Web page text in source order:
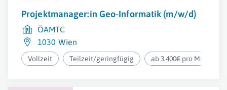
Projektmanager:in Geo-Informatik (m/w/d)
ÖAMTC
1030 Wien
Vollzeit Teilzeit/geringfügig ab 3.400€ pro Monat